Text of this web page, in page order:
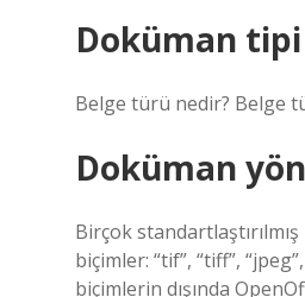
Doküman
Belge türü nedir? Belge
Doküman
Birçok
biçimler: “tif”, “tiff”,
biçimlerin dışında